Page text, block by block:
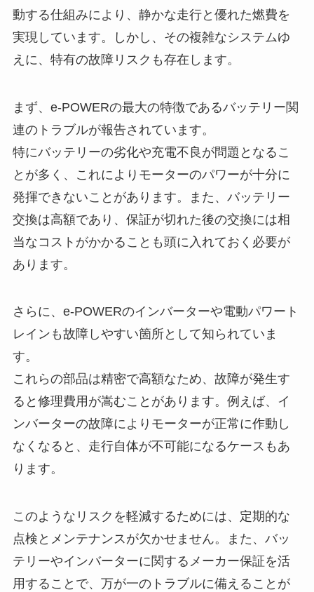
動する仕組みにより、静かな走行と優れた燃費を
実現しています。しかし、その複雑なシステムゆ
えに、特有の故障リスクも存在します。
まず、e-POWERの最大の特徴であるバッテリー関
連のトラブルが報告されています。
特にバッテリーの劣化や充電不良が問題となるこ
とが多く、これによりモーターのパワーが十分に
発揮できないことがあります。また、バッテリー
交換は高額であり、保証が切れた後の交換には相
当なコストがかかることも頭に入れておく必要が
あります。
さらに、e-POWERのインバーターや電動パワート
レインも故障しやすい箇所として知られていま
す。
これらの部品は精密で高額なため、故障が発生す
ると修理費用が嵩むことがあります。例えば、イ
ンバーターの故障によりモーターが正常に作動し
なくなると、走行自体が不可能になるケースもあ
ります。
このようなリスクを軽減するためには、定期的な
点検とメンテナンスが欠かせません。また、バッ
テリーやインバーターに関するメーカー保証を活
用することで、万が一のトラブルに備えることが